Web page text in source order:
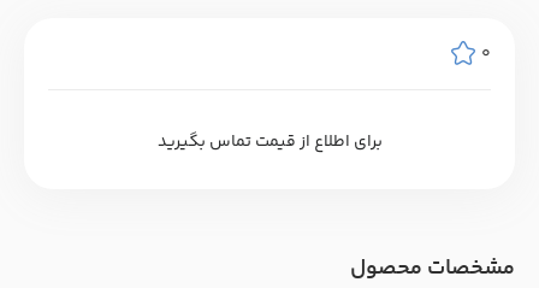
0
برای اطلاع از قیمت تماس بگیرید
مشخصات محصول